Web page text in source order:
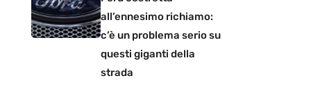
all’ennesimo richiamo:
c’è un problema serio su
questi giganti della
strada